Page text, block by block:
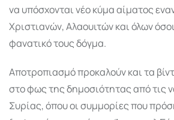
να υπόσχονται νέο κύμα αίματος
Χριστιανών, Αλαουιτών και όλων
φανατικό τους δόγμα.
Αποτροπιασμό προκαλούν και τα
στο φως της δημοσιότητας από τις
Συρίας, όπου οι συμμορίες που